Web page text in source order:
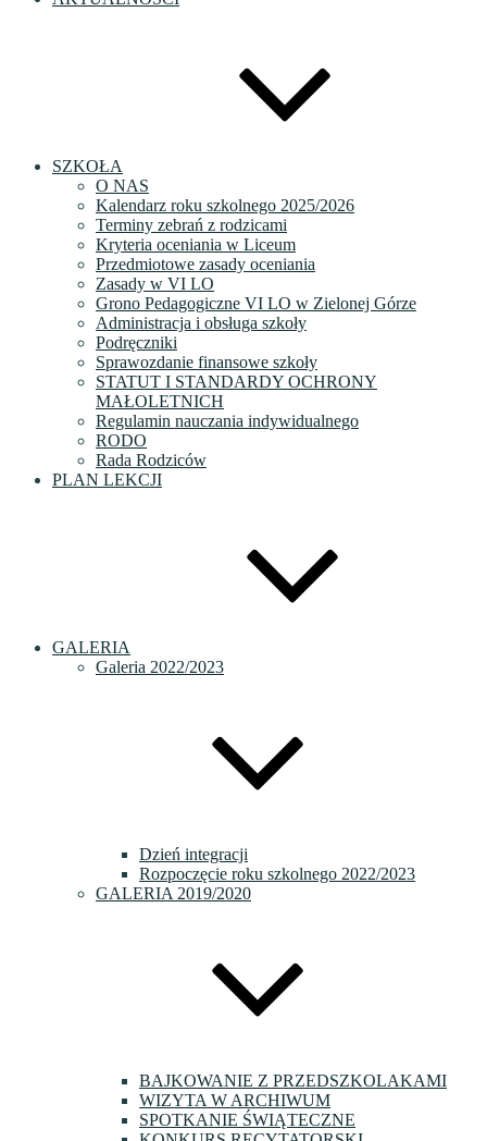
SZKOŁA
O NAS
Kalendarz roku szkolnego 2025/2026
Terminy zebrań z rodzicami
Kryteria oceniania w Liceum
Przedmiotowe zasady oceniania
Zasady w VI LO
Grono Pedagogiczne VI LO w Zielonej Górze
Administracja i obsługa szkoły
Podręczniki
Sprawozdanie finansowe szkoły
STATUT I STANDARDY OCHRONY
MAŁOLETNICH
Regulamin nauczania indywidualnego
RODO
Rada Rodziców
PLAN LEKCJI
GALERIA
Galeria 2022/2023
Dzień integracji
Rozpoczęcie roku szkolnego 2022/2023
GALERIA 2019/2020
BAJKOWANIE Z PRZEDSZKOLAKAMI
WIZYTA W ARCHIWUM
SPOTKANIE ŚWIĄTECZNE